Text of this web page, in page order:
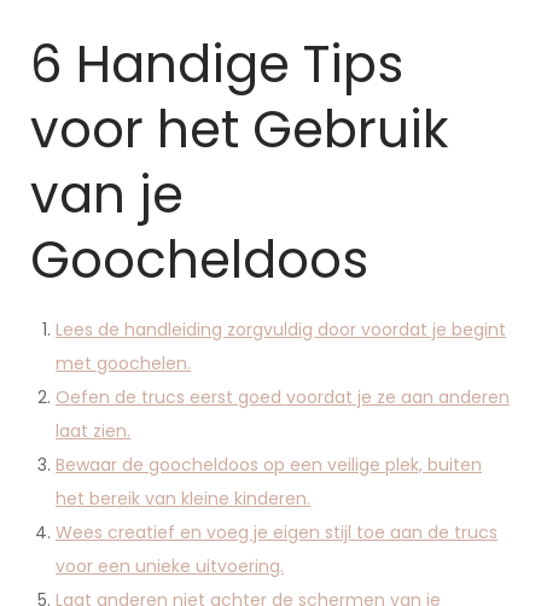
6 Handige Tips
voor het Gebruik
van je
Goocheldoos
Lees de handleiding zorgvuldig door voordat je begint
met goochelen.
Oefen de trucs eerst goed voordat je ze aan anderen
laat zien.
Bewaar de goocheldoos op een veilige plek, buiten
het bereik van kleine kinderen.
Wees creatief en voeg je eigen stijl toe aan de trucs
voor een unieke uitvoering.
Laat anderen niet achter de schermen van je